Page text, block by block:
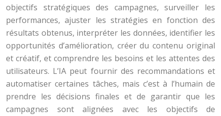
objectifs stratégiques des campagnes, surveiller les
performances, ajuster les stratégies en fonction des
résultats obtenus, interpréter les données, identifier les
opportunités d’amélioration, créer du contenu original
et créatif, et comprendre les besoins et les attentes des
utilisateurs. L’IA peut fournir des recommandations et
automatiser certaines tâches, mais c’est à l’humain de
prendre les décisions finales et de garantir que les
campagnes sont alignées avec les objectifs de